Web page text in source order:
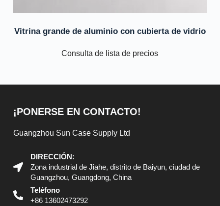
Vitrina grande de aluminio con cubierta de vidrio
Consulta de lista de precios
¡PONERSE EN CONTACTO!
Guangzhou Sun Case Supply Ltd
DIRECCIÓN:
Zona industrial de Jiahe, distrito de Baiyun, ciudad de
Guangzhou, Guangdong, China
Teléfono
+86 13602473292